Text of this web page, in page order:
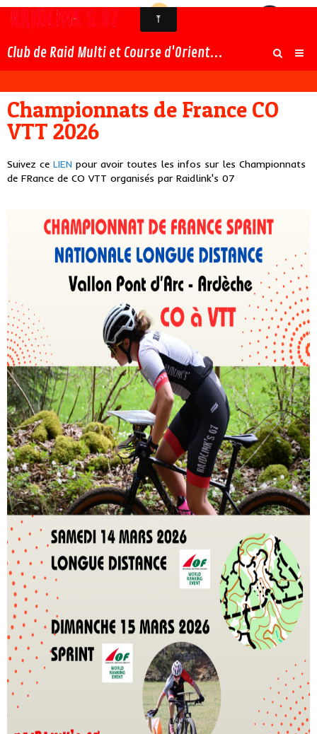
Club de Raid Multi et Course d'Orientation en Ardèche
Championnats de France CO
VTT 2026
Suivez ce LIEN pour avoir toutes les infos sur les Championnats
de FRance de CO VTT organisés par Raidlink's 07